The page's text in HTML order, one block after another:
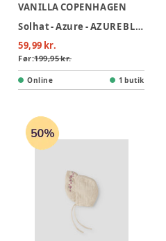
VANILLA COPENHAGEN
Solhat - Azure - AZURE BLUE
59,99 kr.
Før:199,95 kr.
Online 1 butik